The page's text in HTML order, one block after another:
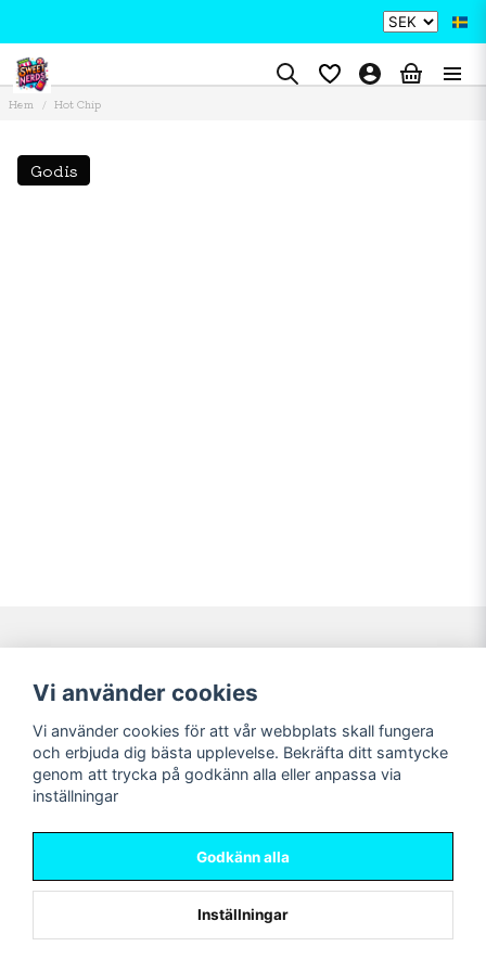
Hem Hot Chip
Godis
Navigering
Nyheter!
Förbeställning
Mitt konto
Logga in
Registrera dig
Glömt lösenord?
Sociala medier
Vi använder cookies
Vi använder cookies för att vår webbplats skall fungera
och erbjuda dig bästa upplevelse. Bekräfta ditt samtycke
genom att trycka på godkänn alla eller anpassa via
inställningar
Godkänn alla
Inställningar